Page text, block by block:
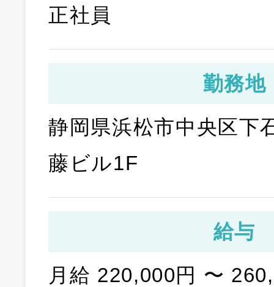
正社員
勤務地
静岡県浜松市中央区下
藤ビル1F
給与
月給 220,000円 〜